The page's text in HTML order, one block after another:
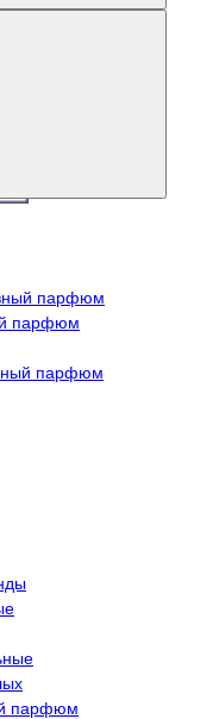
парфюм
парфюм
парфюм
парфюм